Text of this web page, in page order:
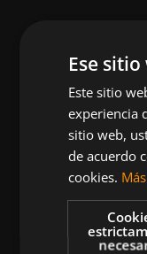
Queremos
deportes,
saludables y
vida sana.
Ese
Este sitio
experiencia
sitio web,
de acuerdo
cookies.